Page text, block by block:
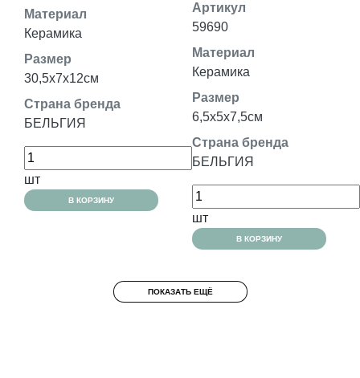
Материал
Керамика
Размер
30,5x7x12см
Страна бренда
БЕЛЬГИЯ
шт
В КОРЗИНУ
Артикул
59690
Материал
Керамика
Размер
6,5x5x7,5см
Страна бренда
БЕЛЬГИЯ
шт
В КОРЗИНУ
ПОКАЗАТЬ ЕЩЁ